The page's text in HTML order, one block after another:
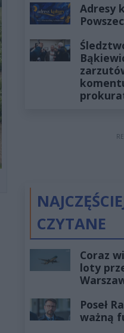
Adresy
CZYTANE
Coraz
loty
Poseł
ważną